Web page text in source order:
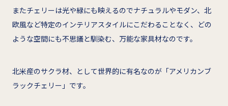
またチェリーは光や緑にも映えるのでナチュラルやモダン、北
欧風など特定のインテリアスタイルにこだわることなく、どの
ような空間にも不思議と馴染む、万能な家具材なのです。
北米産のサクラ材、として世界的に有名なのが「アメリカンブ
ラックチェリー」です。